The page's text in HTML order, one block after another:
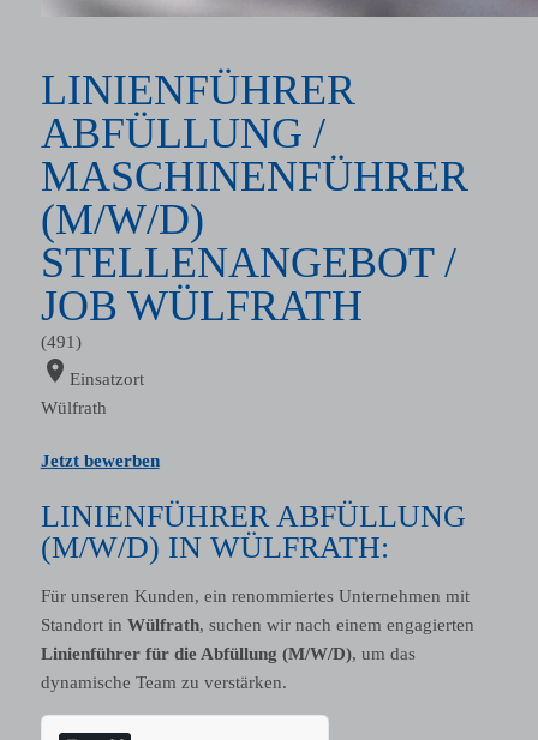
LINIENFÜHRER
ABFÜLLUNG /
MASCHINENFÜHRER
(M/W/D)
STELLENANGEBOT /
JOB WÜLFRATH
(491)
location_on Einsatzort
Wülfrath
Jetzt bewerben
LINIENFÜHRER ABFÜLLUNG
(M/W/D) IN WÜLFRATH:
Für unseren Kunden, ein renommiertes Unternehmen mit
Standort in Wülfrath, suchen wir nach einem engagierten
Linienführer für die Abfüllung (M/W/D), um das
dynamische Team zu verstärken.